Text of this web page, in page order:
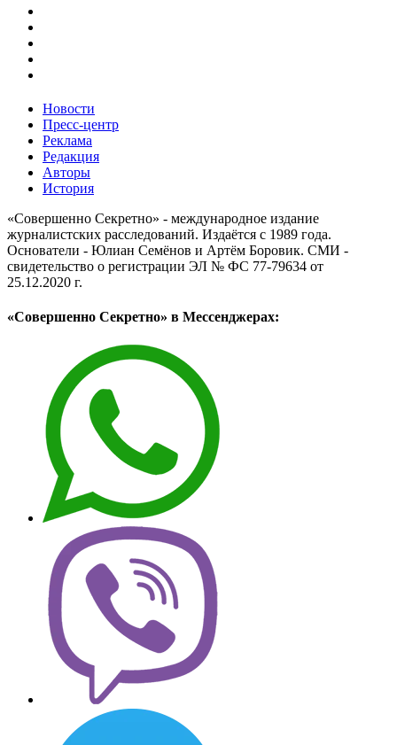
Новости
Пресс-центр
Реклама
Редакция
Авторы
История
«Совершенно Секретно» - международное издание
журналистских расследований. Издаётся с 1989 года.
Основатели - Юлиан Семёнов и Артём Боровик. CМИ -
свидетельство о регистрации ЭЛ № ФС 77-79634 от
25.12.2020 г.
«Совершенно Секретно» в Мессенджерах: